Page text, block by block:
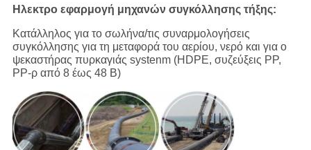
Ηλεκτρο εφαρμογή μηχανών συγκόλλησης τήξης:
Κατάλληλος για το σωλήνα/τις συναρμολογήσεις
συγκόλλησης για τη μεταφορά του αερίου, νερό και για ο
ψεκαστήρας πυρκαγιάς systenm (HDPE, συζεύξεις PP,
PP-ρ από 8 έως 48 Β)